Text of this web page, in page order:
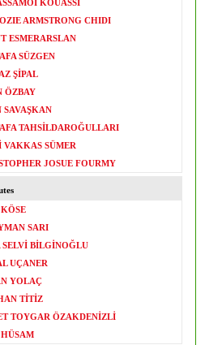
KOUASSI
ARMSTRONG CHIDI
ESMERARSLAN
SÜZGEN
ŞİPAL
ÖZBAY
SAVAŞKAN
TAHSİLDAROĞULLARI
VAKKAS SÜMER
JOSUE FOURMY
SARI
SELVİ BİLGİNOĞLU
UÇANER
YOLAÇ
TİTİZ
TOYGAR ÖZAKDENİZLİ